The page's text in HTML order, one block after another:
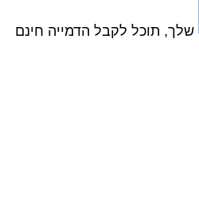
תוכל לקבל הדמייה חינם